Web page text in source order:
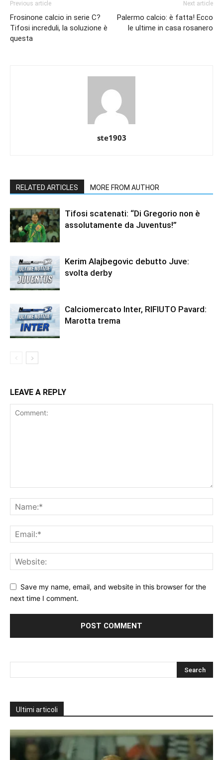
Previous article
Frosinone calcio in serie C?
Tifosi increduli, la soluzione è
questa
Next article
Palermo calcio: è fatta! Ecco
le ultime in casa rosanero
ste1903
RELATED ARTICLES MORE FROM AUTHOR
Tifosi scatenati: “Di Gregorio non è
assolutamente da Juventus!”
Kerim Alajbegovic debutto Juve:
svolta derby
Calciomercato Inter, RIFIUTO Pavard:
Marotta trema
LEAVE A REPLY
Save my name, email, and website in this browser for the
next time I comment.
Ultimi articoli